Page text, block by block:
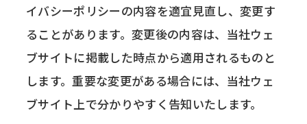
イバシーポリシーの内容を適宜見直し、変更す
ることがあります。変更後の内容は、当社ウェ
ブサイトに掲載した時点から適用されるものと
します。重要な変更がある場合には、当社ウェ
ブサイト上で分かりやすく告知いたします。